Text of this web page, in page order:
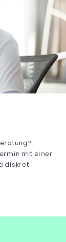
mit einer
diskret.